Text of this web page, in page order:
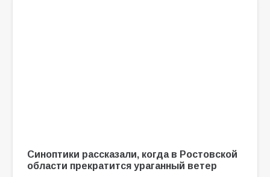
Синоптики рассказали, когда в Ростовской
области прекратится ураганный ветер